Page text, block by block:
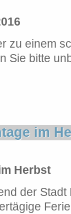
zu einem
Sie bitte
im
Herbst
der